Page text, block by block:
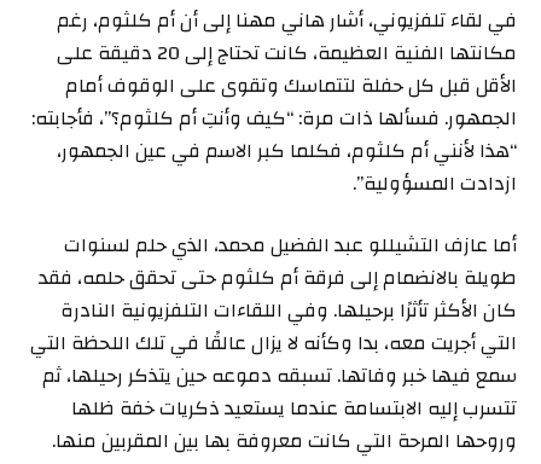
في لقاء تلفزيوني، أشار هاني مهنا إلى أن أم كلثوم، رغم
مكانتها الفنية العظيمة، كانت تحتاج إلى 20 دقيقة على
الأقل قبل كل حفلة لتتماسك وتقوى على الوقوف أمام
الجمهور. فسألها ذات مرة: “كيف وأنتِ أم كلثوم؟”، فأجابته:
“هذا لأنني أم كلثوم، فكلما كبر الاسم في عين الجمهور،
ازدادت المسؤولية”.
أما عازف التشيللو عبد الفضيل محمد، الذي حلم لسنوات
طويلة بالانضمام إلى فرقة أم كلثوم حتى تحقق حلمه، فقد
كان الأكثر تأثرًا برحيلها. وفي اللقاءات التلفزيونية النادرة
التي أجريت معه، بدا وكأنه لا يزال عالقًا في تلك اللحظة التي
سمع فيها خبر وفاتها. تسبقه دموعه حين يتذكر رحيلها، ثم
تتسرب إليه الابتسامة عندما يستعيد ذكريات خفة ظلها
وروحها المرحة التي كانت معروفة بها بين المقربين منها.